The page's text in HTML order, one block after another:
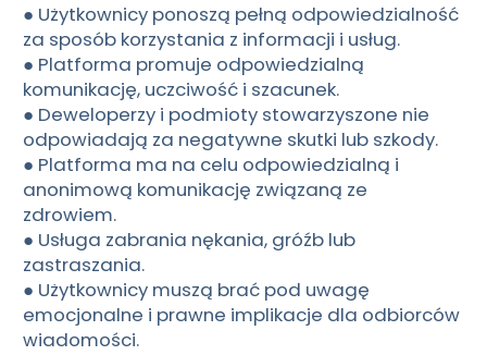
● Użytkownicy ponoszą pełną odpowiedzialność
za sposób korzystania z informacji i usług.
● Platforma promuje odpowiedzialną
komunikację, uczciwość i szacunek.
● Deweloperzy i podmioty stowarzyszone nie
odpowiadają za negatywne skutki lub szkody.
● Platforma ma na celu odpowiedzialną i
anonimową komunikację związaną ze
zdrowiem.
● Usługa zabrania nękania, gróźb lub
zastraszania.
● Użytkownicy muszą brać pod uwagę
emocjonalne i prawne implikacje dla odbiorców
wiadomości.